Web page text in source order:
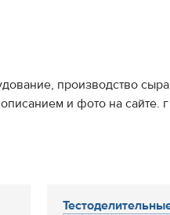
производство
и фото на сайте.